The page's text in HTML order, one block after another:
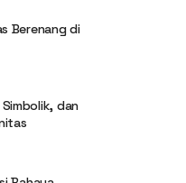
Berenang di
dan